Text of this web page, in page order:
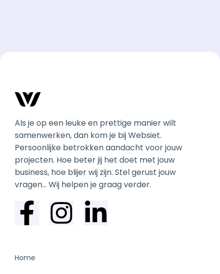
Als je op een leuke en prettige manier wilt
samenwerken, dan kom je bij Websiet.
Persoonlijke betrokken aandacht voor jouw
projecten. Hoe beter jij het doet met jouw
business, hoe blijer wij zijn. Stel gerust jouw
vragen… Wij helpen je graag verder.
Home